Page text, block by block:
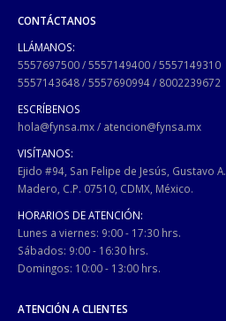
CONTÁCTANOS
LLÁMANOS:
5557697500/5557149400/5557149310
5557143648/5557690994/ 8002239672
ESCRÍBENOS
hola@fynsa.mx/ atencion@fynsa.mx
VISÍTANOS:
Ejido #94, San Felipe de Jesús, Gustavo A.
Madero, C.P. 07510, CDMX, México.
HORARIOS DE ATENCIÓN:
Lunes a viernes: 9:00 - 17:30 hrs.
Sábados: 9:00 - 16:30 hrs.
Domingos: 10:00 - 13:00 hrs.
ATENCIÓN A CLIENTES